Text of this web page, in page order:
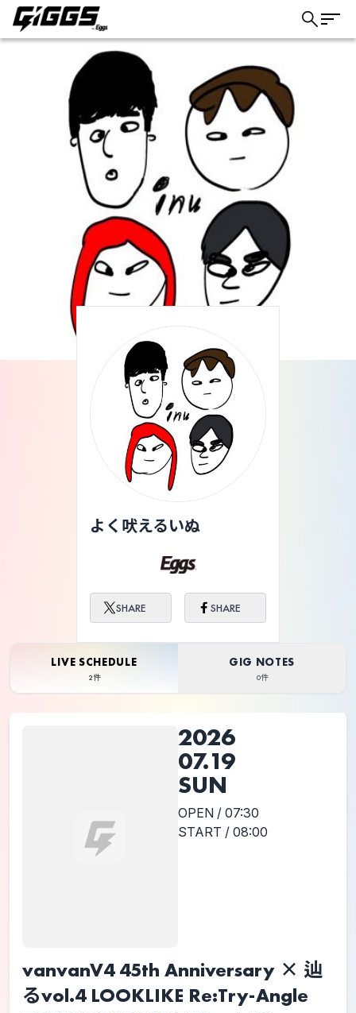
ライブ体験をもっと楽しく、もっと便利
に。
よく吠えるいぬ
SHARE SHARE
こちら
LIVE SCHEDULE
2件
GIG NOTES
0件
2026
07.19
SUN
OPEN / 07:30
START / 08:00
vanvanV4 45th Anniversary × 辿
るvol.4 LOOKLIKE Re:Try-Angle